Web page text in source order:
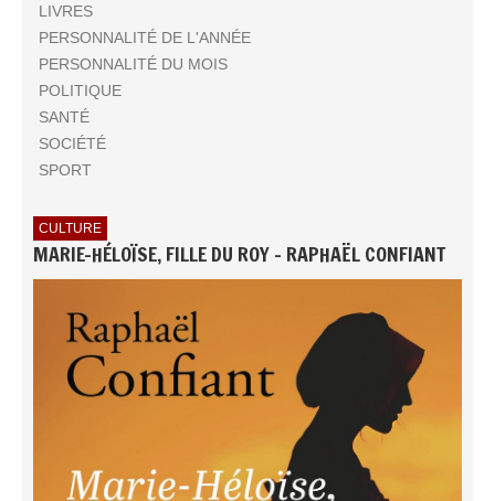
LIVRES
PERSONNALITÉ DE L'ANNÉE
PERSONNALITÉ DU MOIS
POLITIQUE
SANTÉ
SOCIÉTÉ
SPORT
CULTURE
MARIE-HÉLOÏSE, FILLE DU ROY - RAPHAËL CONFIANT